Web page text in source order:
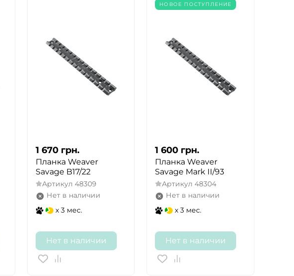
1 670 грн.
Планка Weaver
Savage B17/22
Артикул 48309
Нет в наличии
x 3 мес.
Нет в наличии
НОВОЕ ПОСТУПЛЕНИЕ
1 600 грн.
Планка Weaver
Savage Mark II/93
Артикул 48304
Нет в наличии
x 3 мес.
Нет в наличии